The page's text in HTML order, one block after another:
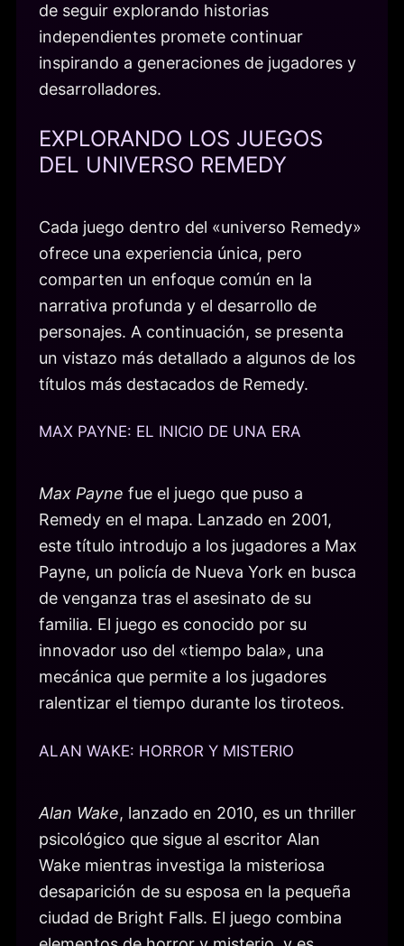
de seguir explorando historias
independientes promete continuar
inspirando a generaciones de jugadores y
desarrolladores.
EXPLORANDO LOS JUEGOS
DEL UNIVERSO REMEDY
Cada juego dentro del «universo Remedy»
ofrece una experiencia única, pero
comparten un enfoque común en la
narrativa profunda y el desarrollo de
personajes. A continuación, se presenta
un vistazo más detallado a algunos de los
títulos más destacados de Remedy.
MAX PAYNE: EL INICIO DE UNA ERA
Max Payne fue el juego que puso a
Remedy en el mapa. Lanzado en 2001,
este título introdujo a los jugadores a Max
Payne, un policía de Nueva York en busca
de venganza tras el asesinato de su
familia. El juego es conocido por su
innovador uso del «tiempo bala», una
mecánica que permite a los jugadores
ralentizar el tiempo durante los tiroteos.
ALAN WAKE: HORROR Y MISTERIO
Alan Wake, lanzado en 2010, es un thriller
psicológico que sigue al escritor Alan
Wake mientras investiga la misteriosa
desaparición de su esposa en la pequeña
ciudad de Bright Falls. El juego combina